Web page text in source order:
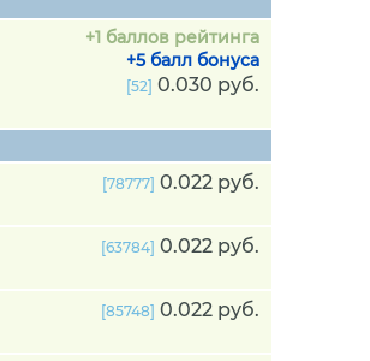
+1 баллов рейтинга
+5 балл бонуса
[52] 0.030 руб.
[78777] 0.022 руб.
[63784] 0.022 руб.
[85748] 0.022 руб.